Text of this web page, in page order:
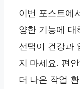
이번 포스트에
양한 기능에 대
선택이 건강과
지 마세요. 편
더 나은 작업